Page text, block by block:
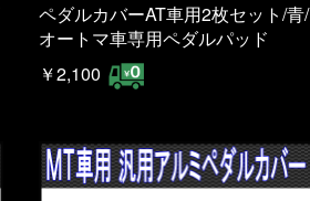
ペダルカバーAT車用2枚セット/青/
オートマ車専用ペダルパッド
￥2,100